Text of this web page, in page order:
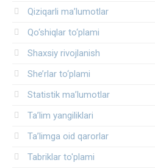
Qiziqarli ma’lumotlar
Qo‘shiqlar to‘plami
Shaxsiy rivojlanish
She’rlar to‘plami
Statistik ma’lumotlar
Ta’lim yangiliklari
Ta’limga oid qarorlar
Tabriklar to'plami